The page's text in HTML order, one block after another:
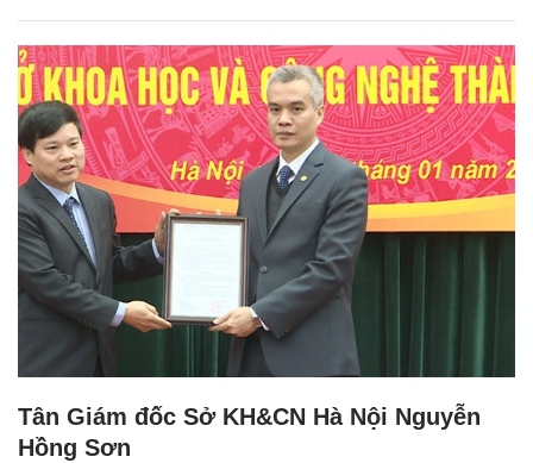
Tân Giám đốc Sở KH&CN Hà Nội Nguyễn
Hồng Sơn